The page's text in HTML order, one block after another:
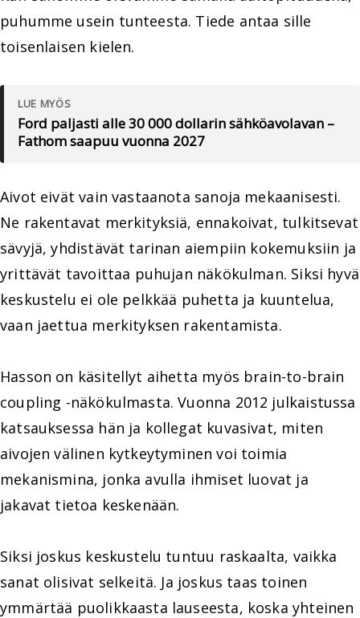
puhumme usein tunteesta. Tiede antaa sille
toisenlaisen kielen.
LUE MYÖS
Ford paljasti alle 30 000 dollarin sähköavolavan –
Fathom saapuu vuonna 2027
Aivot eivät vain vastaanota sanoja mekaanisesti.
Ne rakentavat merkityksiä, ennakoivat, tulkitsevat
sävyjä, yhdistävät tarinan aiempiin kokemuksiin ja
yrittävät tavoittaa puhujan näkökulman. Siksi hyvä
keskustelu ei ole pelkkää puhetta ja kuuntelua,
vaan jaettua merkityksen rakentamista.
Hasson on käsitellyt aihetta myös brain-to-brain
coupling -näkökulmasta. Vuonna 2012 julkaistussa
katsauksessa hän ja kollegat kuvasivat, miten
aivojen välinen kytkeytyminen voi toimia
mekanismina, jonka avulla ihmiset luovat ja
jakavat tietoa keskenään.
Siksi joskus keskustelu tuntuu raskaalta, vaikka
sanat olisivat selkeitä. Ja joskus taas toinen
ymmärtää puolikkaasta lauseesta, koska yhteinen